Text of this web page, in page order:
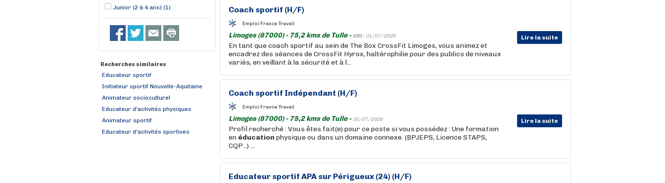
Junior (2 à 4 ans) (1)
Recherches similaires
Educateur sportif
Initiateur sportif Nouvelle-Aquitaine
Animateur socioculturel
Educateur d'activités physiques
Animateur sportif
Educateur d'activités sportives
Coach sportif (H/F)
Emploi France Travail
Limoges (87000) - 75,2 kms de Tulle - CDI - 31/07/2026 Lire la suite
En tant que coach sportif au sein de The Box CrossFit Limoges, vous animez et
encadrez des séances de CrossFit Hyrox, haltérophilie pour des publics de niveaux
variés, en veillant à la sécurité et à l...
Coach sportif Indépendant (H/F)
Emploi France Travail
Limoges (87000) - 75,2 kms de Tulle - 20/07/2026 Lire la suite
Profil recherché : Vous êtes fait(e) pour ce poste si vous possédez : Une formation
en éducation physique ou dans un domaine connexe. (BPJEPS, Licence STAPS,
CQP...) ...
Educateur sportif APA sur Périgueux (24) (H/F)